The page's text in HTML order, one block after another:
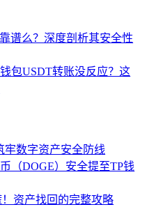
谱么？深度剖析其安全性
包USDT转账没反应？这
牢数字资产安全防线
（DOGE）安全提至TP钱
资产找回的完整攻略